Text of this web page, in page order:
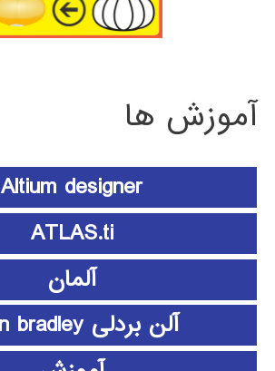
آموزش ها
Altium designer
ATLAS.ti
آلمان
آلن بردلی Allen bradley